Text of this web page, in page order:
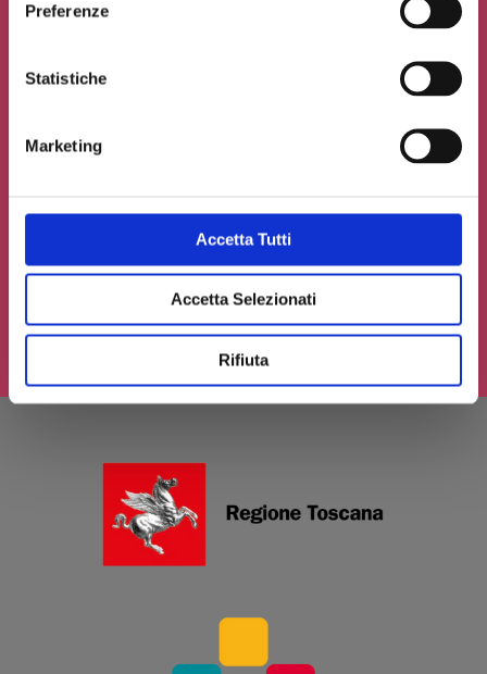
Preferenze
Statistiche
Marketing
Accetta Tutti
Accetta Selezionati
Rifiuta
Carica un file se necessario
INVIA IL TUO CONTRIBUTO